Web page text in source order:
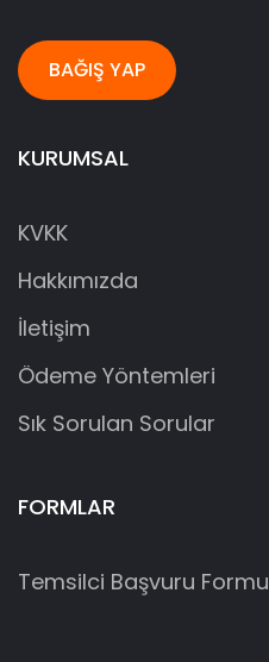
BAĞIŞ YAP
KURUMSAL
KVKK
Hakkımızda
İletişim
Ödeme Yöntemleri
Sık Sorulan Sorular
FORMLAR
Temsilci Başvuru Formu